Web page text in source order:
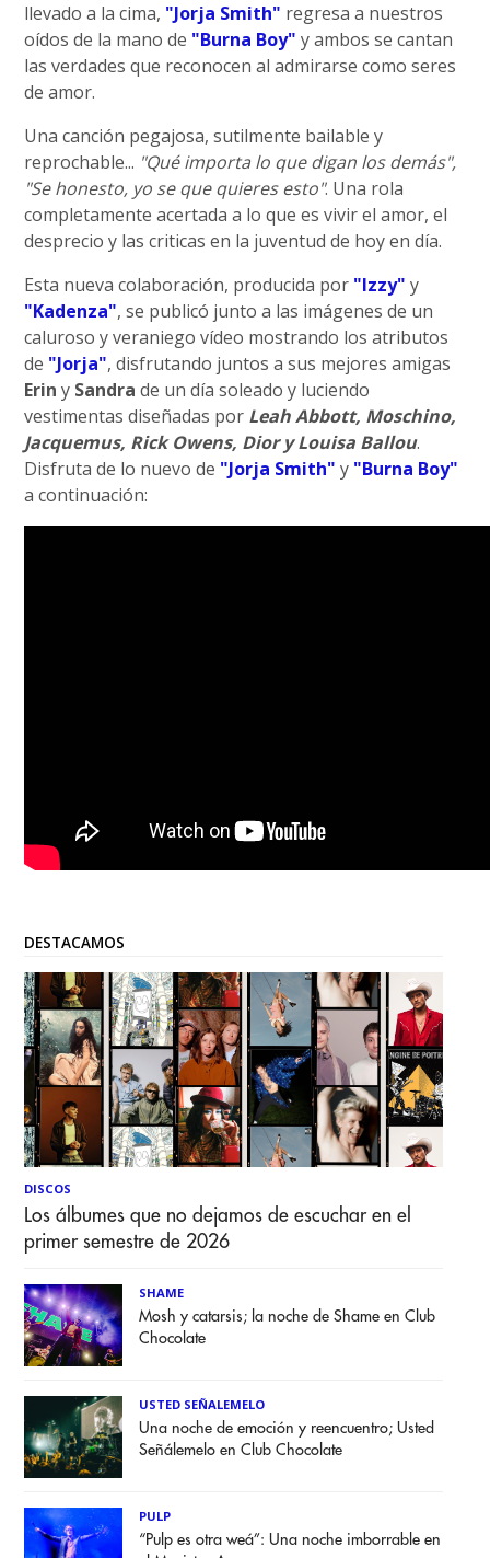
llevado a la cima, "Jorja Smith" regresa a nuestros
oídos de la mano de "Burna Boy" y ambos se cantan
las verdades que reconocen al admirarse como seres
de amor.
Una canción pegajosa, sutilmente bailable y
reprochable... "Qué importa lo que digan los demás",
"Se honesto, yo se que quieres esto". Una rola
completamente acertada a lo que es vivir el amor, el
desprecio y las criticas en la juventud de hoy en día.
Esta nueva colaboración, producida por "Izzy" y
"Kadenza", se publicó junto a las imágenes de un
caluroso y veraniego vídeo mostrando los atributos
de "Jorja", disfrutando juntos a sus mejores amigas
Erin y Sandra de un día soleado y luciendo
vestimentas diseñadas por Leah Abbott, Moschino,
Jacquemus, Rick Owens, Dior y Louisa Ballou.
Disfruta de lo nuevo de "Jorja Smith" y "Burna Boy"
a continuación:
DESTACAMOS
DISCOS
Los álbumes que no dejamos de escuchar en el
primer semestre de 2026
SHAME
Mosh y catarsis; la noche de Shame en Club
Chocolate
USTED SEÑALEMELO
Una noche de emoción y reencuentro; Usted
Señálemelo en Club Chocolate
PULP
“Pulp es otra weá”: Una noche imborrable en